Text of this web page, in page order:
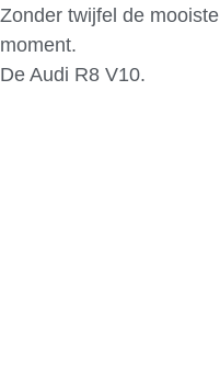
Zonder twijfel de
moment.
De Audi R8 V10.